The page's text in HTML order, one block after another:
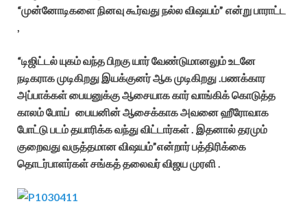
“முன்னோடிகளை நினவு கூர்வது நல்ல விஷயம்” என்று பாராட்ட
,
“டிஜிட்டல் யுகம் வந்த பிறகு யார் வேண்டுமானலும் உடனே
நடிகராக முடிகிறது இயக்குனர் ஆக முடிகிறது .பணக்கார
அப்பாக்கள் பையனுக்கு ஆசையாக கார் வாங்கிக் கொடுத்த
காலம் போய் பையனின் ஆசைக்காக அவனை ஹீரோவாக
போட்டு படம் தயாரிக்க வந்து விட்டார்கள் . இதனால் தரமும்
குறைவது வருத்தமான விஷயம்”என்றார் பத்திரிக்கை
தொடர்பாளர்கள் சங்கத் தலைவர் விஜய முரளி .